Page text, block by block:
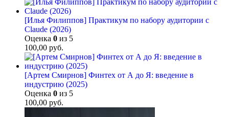
[Илья Филиппов] Практикум по набору аудитории с
Claude (2026)
Оценка 0 из 5
100,00 руб.
[Артем Смирнов] Финтех от А до Я: введение в
индустрию (2025)
Оценка 0 из 5
100,00 руб.